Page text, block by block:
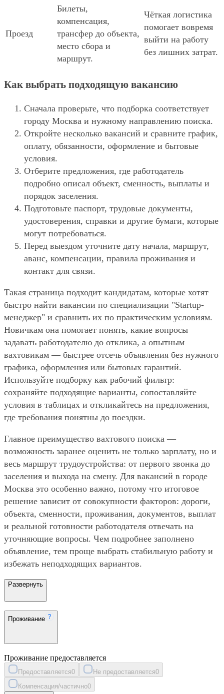
Проезд
Билеты,
компенсация,
трансфер до объекта,
место сбора и
маршрут.
Чёткая логистика
помогает вовремя
выйти на работу
без лишних затрат.
Как выбрать подходящую вакансию
Сначала проверьте, что подборка соответствует
городу Москва и нужному направлению поиска.
Откройте несколько вакансий и сравните график,
оплату, обязанности, оформление и бытовые
условия.
Отберите предложения, где работодатель
подробно описал объект, сменность, выплаты и
порядок заселения.
Подготовьте паспорт, трудовые документы,
удостоверения, справки и другие бумаги, которые
могут потребоваться.
Перед выездом уточните дату начала, маршрут,
аванс, компенсации, правила проживания и
контакт для связи.
Такая страница подходит кандидатам, которые хотят
быстро найти вакансии по специализации "Startup-
менеджер" и сравнить их по практическим условиям.
Новичкам она помогает понять, какие вопросы
задавать работодателю до отклика, а опытным
вахтовикам — быстрее отсечь объявления без нужного
графика, оформления или бытовых гарантий.
Используйте подборку как рабочий фильтр:
сохраняйте подходящие варианты, сопоставляйте
условия в таблицах и откликайтесь на предложения,
где требования понятны до поездки.
Главное преимущество вахтового поиска —
возможность заранее оценить не только зарплату, но и
весь маршрут трудоустройства: от первого звонка до
заселения и выхода на смену. Для вакансий в городе
Москва это особенно важно, потому что итоговое
решение зависит от совокупности факторов: дороги,
объекта, сменности, проживания, документов, выплат
и реальной готовности работодателя отвечать на
уточняющие вопросы. Чем подробнее заполнено
объявление, тем проще выбрать стабильную работу и
избежать неподходящих вариантов.
Развернуть
Проживание
Проживание предоставляется
Предоставляется0 Не предоставляется0
Компенсация/частично0